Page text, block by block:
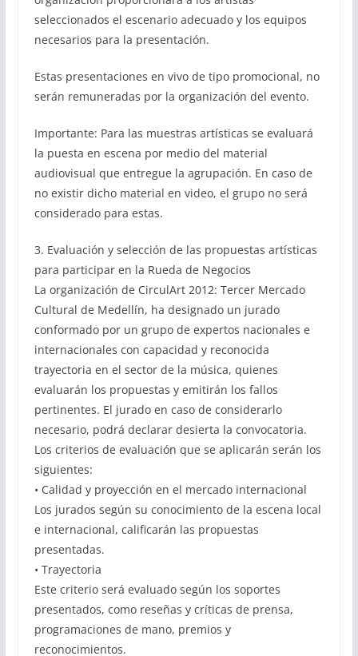
seleccionados el escenario adecuado y los equipos
necesarios para la presentación.
Estas presentaciones en vivo de tipo promocional, no
serán remuneradas por la organización del evento.
Importante: Para las muestras artísticas se evaluará
la puesta en escena por medio del material
audiovisual que entregue la agrupación. En caso de
no existir dicho material en video, el grupo no será
considerado para estas.
3. Evaluación y selección de las propuestas artísticas
para participar en la Rueda de Negocios
La organización de CirculArt 2012: Tercer Mercado
Cultural de Medellín, ha designado un jurado
conformado por un grupo de expertos nacionales e
internacionales con capacidad y reconocida
trayectoria en el sector de la música, quienes
evaluarán los propuestas y emitirán los fallos
pertinentes. El jurado en caso de considerarlo
necesario, podrá declarar desierta la convocatoria.
Los criterios de evaluación que se aplicarán serán los
siguientes:
• Calidad y proyección en el mercado internacional
Los jurados según su conocimiento de la escena local
e internacional, calificarán las propuestas
presentadas.
• Trayectoria
Este criterio será evaluado según los soportes
presentados, como reseñas y críticas de prensa,
programaciones de mano, premios y
reconocimientos.